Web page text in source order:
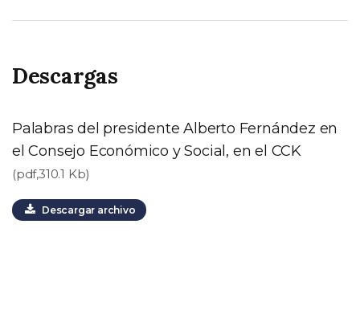
Descargas
Palabras del presidente Alberto Fernández en
el Consejo Económico y Social, en el CCK
(pdf,310.1 Kb)
Descargar archivo